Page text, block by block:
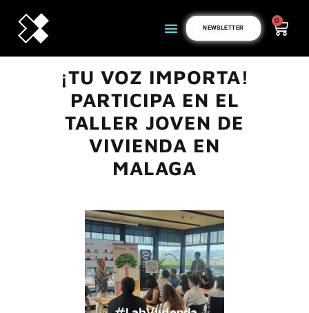
NEWSLETTER
0
¡TU VOZ IMPORTA!
PARTICIPA EN EL
TALLER JOVEN DE
VIVIENDA EN
MALAGA